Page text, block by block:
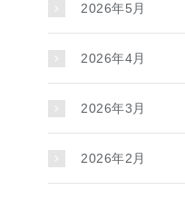
2026年5月
2026年4月
2026年3月
2026年2月